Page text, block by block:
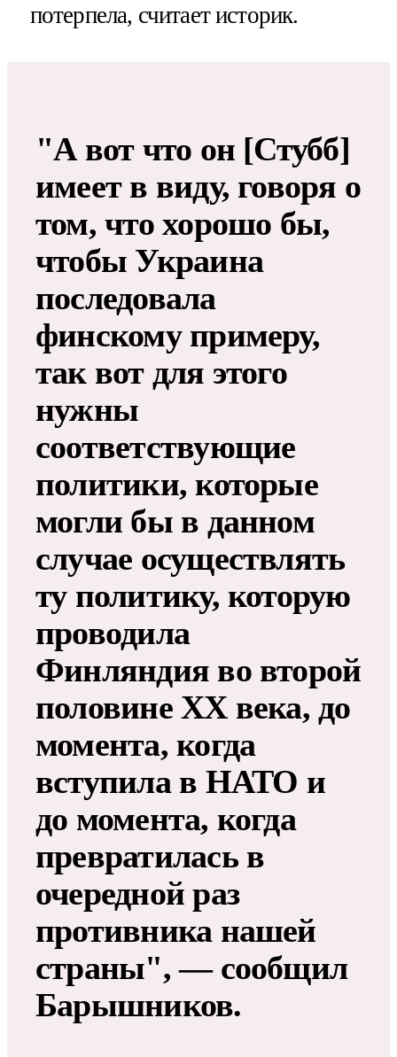
потерпела, считает историк.
"А вот что он [Стубб]
имеет в виду, говоря о
том, что хорошо бы,
чтобы Украина
последовала
финскому примеру,
так вот для этого
нужны
соответствующие
политики, которые
могли бы в данном
случае осуществлять
ту политику, которую
проводила
Финляндия во второй
половине XX века, до
момента, когда
вступила в НАТО и
до момента, когда
превратилась в
очередной раз
противника нашей
страны", — сообщил
Барышников.